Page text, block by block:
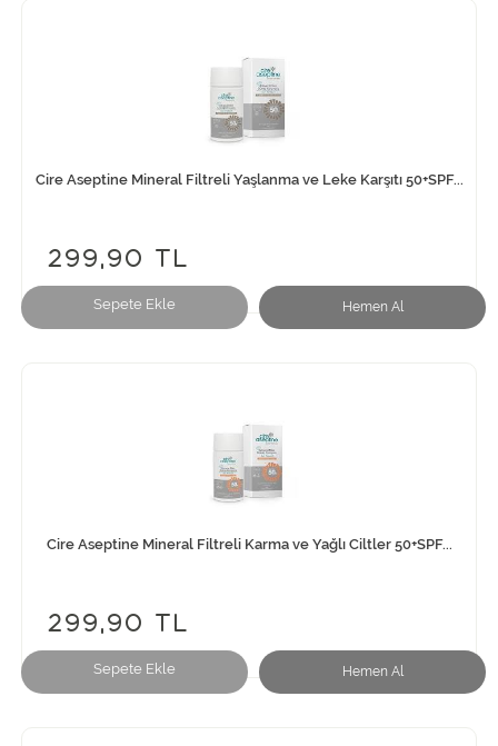
Sepete Ekle Hemen Al
Cire Aseptine Mineral Filtreli Yaşlanma ve Leke Karşıtı 50+SPF...
299,90 TL
Sepete Ekle Hemen Al
Cire Aseptine Mineral Filtreli Karma ve Yağlı Ciltler 50+SPF...
299,90 TL